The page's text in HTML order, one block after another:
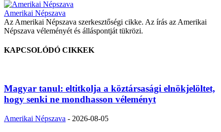
Amerikai Népszava
Az Amerikai Népszava szerkesztőségi cikke. Az írás az Amerikai
Népszava véleményét és álláspontját tükrözi.
KAPCSOLÓDÓ CIKKEK
Magyar tanul: eltitkolja a köztársasági elnökjelöltet,
hogy senki ne mondhasson véleményt
Amerikai Népszava - 2026-08-05